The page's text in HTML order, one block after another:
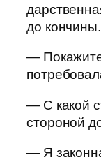
до кончины.
—
— С какой
стороной
— Я